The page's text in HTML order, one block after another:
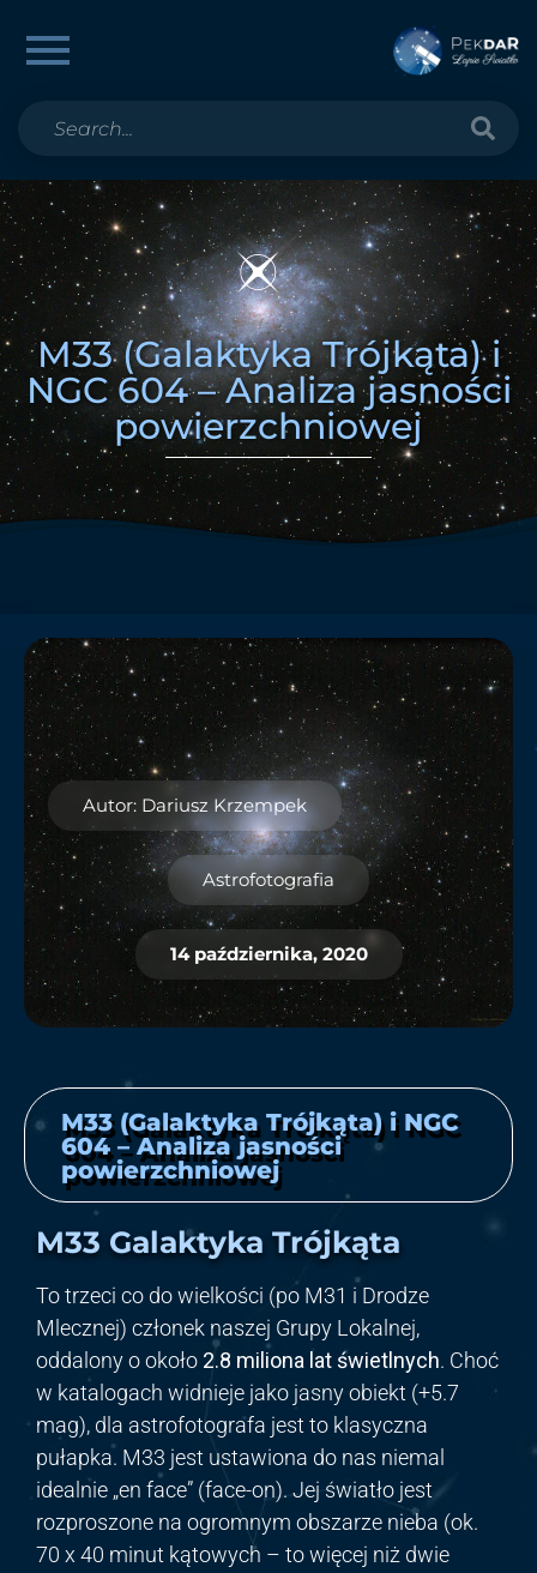
M33 (Galaktyka Trójkąta) i
NGC 604 – Analiza jasności
powierzchniowej
Autor: Dariusz Krzempek
Astrofotografia
14 października, 2020
M33 (Galaktyka Trójkąta) i NGC
604 – Analiza jasności
powierzchniowej
M33 Galaktyka Trójkąta
To trzeci co do wielkości (po M31 i Drodze
Mlecznej) członek naszej Grupy Lokalnej,
oddalony o około 2.8 miliona lat świetlnych. Choć
w katalogach widnieje jako jasny obiekt (+5.7
mag), dla astrofotografa jest to klasyczna
pułapka. M33 jest ustawiona do nas niemal
idealnie „en face” (face-on). Jej światło jest
rozproszone na ogromnym obszarze nieba (ok.
70 x 40 minut kątowych – to więcej niż dwie